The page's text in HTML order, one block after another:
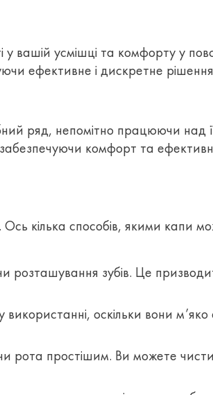
вашій усмішці та комфорту у
ефективне і дискретне
ряд, непомітно працюючи над
комфорт та
кілька способів, якими капи
зубів. Це
оскільки вони
рота простішим. Ви можете